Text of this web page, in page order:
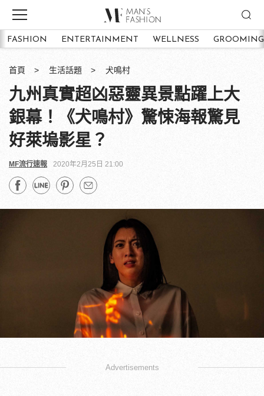
FASHION ENTERTAINMENT WELLNESS GROOMING
首頁 生活話題 犬鳴村
九州真實超凶惡靈異景點躍上大
銀幕！《犬鳴村》驚悚海報驚見
好萊塢影星？
MF流行速報 2020年2月25日 21:00
Advertisements